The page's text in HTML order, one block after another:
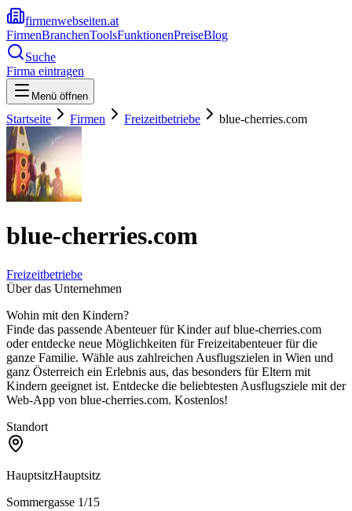
firmenwebseiten.at
FirmenBranchenToolsFunktionenPreiseBlog
Suche
Firma eintragen
Menü öffnen
Startseite Firmen Freizeitbetriebe blue-cherries.com
blue-cherries.com
Freizeitbetriebe
Über das Unternehmen
Wohin mit den Kindern?
Finde das passende Abenteuer für Kinder auf blue-cherries.com
oder entdecke neue Möglichkeiten für Freizeitabenteuer für die
ganze Familie. Wähle aus zahlreichen Ausflugszielen in Wien und
ganz Österreich ein Erlebnis aus, das besonders für Eltern mit
Kindern geeignet ist. Entdecke die beliebtesten Ausflugsziele mit der
Web-App von blue-cherries.com. Kostenlos!
Standort
HauptsitzHauptsitz
Sommergasse 1/15